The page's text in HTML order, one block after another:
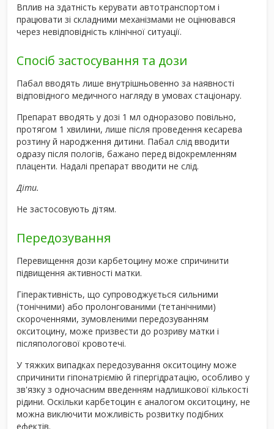
Вплив на здатність керувати автотранспортом і
працювати зі складними механізмами не оцінювався
через невідповідність клінічної ситуації.
Спосіб застосування та дози
Пабал вводять лише внутрішньовенно за наявності
відповідного медичного нагляду в умовах стаціонару.
Препарат вводять у дозі 1 мл одноразово повільно,
протягом 1 хвилини, лише після проведення кесарева
розтину й народження дитини. Пабал слід вводити
одразу після пологів, бажано перед відокремленням
плаценти. Надалі препарат вводити не слід.
Діти.
Не застосовують дітям.
Передозування
Перевищення дози карбетоцину може спричинити
підвищення активності матки.
Гіперактивність, що супроводжується сильними
(тонічними) або пролонгованими (тетанічними)
скороченнями, зумовленими передозуванням
окситоцину, може призвести до розриву матки і
післяпологової кровотечі.
У тяжких випадках передозування окситоцину може
спричинити гіпонатріємію й гіпергідратацію, особливо у
зв'язку з одночасним введенням надлишкової кількості
рідини. Оскільки карбетоцин є аналогом окситоцину, не
можна виключити можливість розвитку подібних
ефектів.